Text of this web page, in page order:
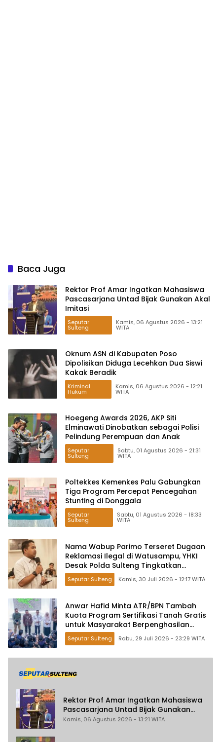
Baca Juga
Rektor Prof Amar Ingatkan Mahasiswa
Pascasarjana Untad Bijak Gunakan Akal
Imitasi
Seputar
Sulteng
Kamis, 06 Agustus 2026 - 13:21
WITA
Oknum ASN di Kabupaten Poso
Dipolisikan Diduga Lecehkan Dua Siswi
Kakak Beradik
Kriminal
Hukum
Kamis, 06 Agustus 2026 - 12:21
WITA
Hoegeng Awards 2026, AKP Siti
Elminawati Dinobatkan sebagai Polisi
Pelindung Perempuan dan Anak
Seputar
Sulteng
Sabtu, 01 Agustus 2026 - 21:31
WITA
Poltekkes Kemenkes Palu Gabungkan
Tiga Program Percepat Pencegahan
Stunting di Donggala
Seputar
Sulteng
Sabtu, 01 Agustus 2026 - 18:33
WITA
Nama Wabup Parimo Terseret Dugaan
Reklamasi Ilegal di Watusampu, YHKI
Desak Polda Sulteng Tingkatkan
Penanganan Kasus ke Penyidikan
Seputar Sulteng Kamis, 30 Juli 2026 - 12:17 WITA
Anwar Hafid Minta ATR/BPN Tambah
Kuota Program Sertifikasi Tanah Gratis
untuk Masyarakat Berpenghasilan
Rendah
Seputar Sulteng Rabu, 29 Juli 2026 - 23:29 WITA
Rektor Prof Amar Ingatkan Mahasiswa
Pascasarjana Untad Bijak Gunakan
Akal Imitasi
Kamis, 06 Agustus 2026 - 13:21 WITA